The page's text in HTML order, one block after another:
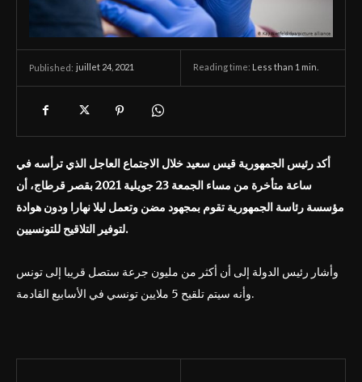
Published: juillet 24, 2021 Reading time: Less than 1 min.
أكد رئيس الجمهورية قيس سعيد خلال الاجتماع العاجل الذي ترأسه في
ساعة متأخرة من مساء الجمعة 23 جويلية 2021 بقصر قرطاج، أن
مؤسسة رئاسة الجمهورية تقوم بمجهود مضن وتعمل ليلا نهارا ودون هوادة
لتوفير التلاقيح للتونسيين.
وأشار رئيس الدولة إلى أن أكثر من مليون جرعة ستصل قريبا إلى تونس
وأنه سيتم تلقيح 5 ملايين تونسي في الأسابيع القادمة.